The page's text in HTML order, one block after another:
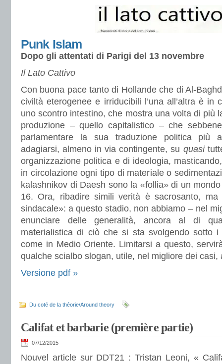
Punk Islam
Dopo gli attentati di Parigi del 13 novembre
Il Lato Cattivo
Con buona pace tanto di Hollande che di Al-
civiltà eterogenee e irriducibili l’una all’altra è in
uno scontro intestino, che mostra una volta di più
produzione – quello capitalistico – che
parlamentare la sua traduzione politica più
adagiarsi, almeno in via contingente, su quasi
organizzazione politica e di ideologia,
in circolazione ogni tipo di materiale o
kalashnikov di Daesh sono la «follia» di un
16. Ora, ribadire simili verità è sacrosanto, ma
sindacale»: a questo stadio, non abbiamo – nel
enunciare delle generalità, ancora al di
materialistica di ciò che si sta svolgendo sotto
come in Medio Oriente. Limitarsi a questo,
qualche scialbo slogan, utile, nel migliore dei casi,
Versione pdf »
Du coté de la théorie/Around theory
Califat et barbarie (première partie)
07/12/2015
Nouvel article sur DDT21 : Tristan Leoni, «